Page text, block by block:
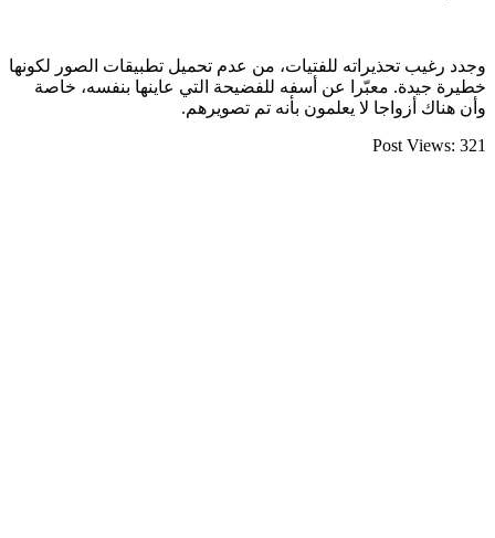
وجدد رغيب تحذيراته للفتيات، من عدم تحميل تطبيقات الصور لكونها
خطيرة جيدة. معبّرا عن أسفه للفضيحة التي عاينها بنفسه، خاصة
وأن هناك أزواجا لا يعلمون بأنه تم تصويرهم.
Post Views: 321